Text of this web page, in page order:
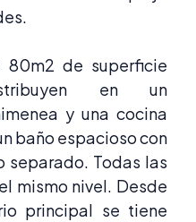
80m2 de superficie
en un
y una cocina
baño espacioso con
separado. Todas las
mismo nivel. Desde
principal se tiene